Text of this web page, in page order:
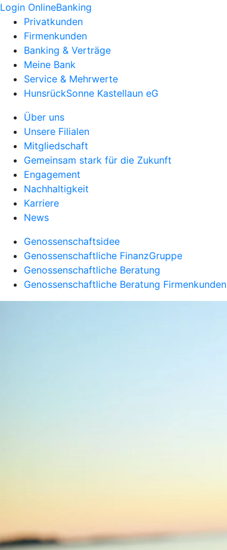
Login OnlineBanking
Privatkunden
Firmenkunden
Banking & Verträge
Meine Bank
Service & Mehrwerte
HunsrückSonne Kastellaun eG
Über uns
Unsere Filialen
Mitgliedschaft
Gemeinsam stark für die Zukunft
Engagement
Nachhaltigkeit
Karriere
News
Genossenschaftsidee
Genossenschaftliche FinanzGruppe
Genossenschaftliche Beratung
Genossenschaftliche Beratung Firmenkunden